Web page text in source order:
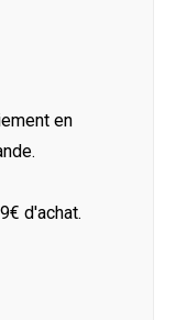
en
d'achat.